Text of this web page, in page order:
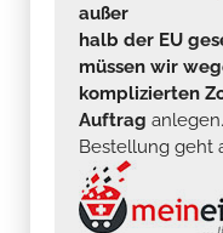
außer
halb der EU
müssen wir
komplizierten
Auftrag
Bestellung geht